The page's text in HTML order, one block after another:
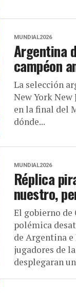
MUNDIAL2026
Argentina
campéon
La selección
New York
en la final del
dónde...
MUNDIAL2026
Réplica
nuestro,
El gobierno de
polémica
de Argentina
jugadores de
desplegaran